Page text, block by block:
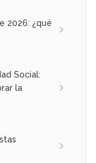
2026: ¿qué
Social:
la